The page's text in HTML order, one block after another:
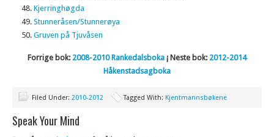
Kjerringhøgda
Stunneråsen/Stunnerøya
Gruven på Tjuvåsen
Forrige bok: 2008-2010 Rankedalsboka ¡ Neste bok: 2012-2014
Håkenstadsagboka
Filed Under: 2010-2012 Tagged With: Kjentmannsbøkene
Speak Your Mind